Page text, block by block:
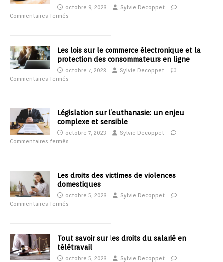
octobre 9, 2023
Sylvie Decoppet
Commentaires fermés
Les lois sur le commerce électronique et la
protection des consommateurs en ligne
octobre 7, 2023
Sylvie Decoppet
Commentaires fermés
Législation sur l’euthanasie: un enjeu
complexe et sensible
octobre 7, 2023
Sylvie Decoppet
Commentaires fermés
Les droits des victimes de violences
domestiques
octobre 5, 2023
Sylvie Decoppet
Commentaires fermés
Tout savoir sur les droits du salarié en
télétravail
octobre 5, 2023
Sylvie Decoppet